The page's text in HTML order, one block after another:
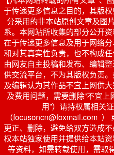
于传递更多信息之目的，其版
分采用的非本站原创文章及图
系。本网站所收集的部分公开
在于传递更多信息及用于网络
和对其真实性负责，也不构成
由网友自主投稿和发布、编辑
供交流平台，不为其版权负责
及编辑认为其作品不宜上网供
及费用问题，需要删除“不宜
用”）请持权属相关
（focusoncn@foxmail.com
更正、删除，避免给双方造成
权本站独家使用并提供给本站
等资料，如需转载使用，需取